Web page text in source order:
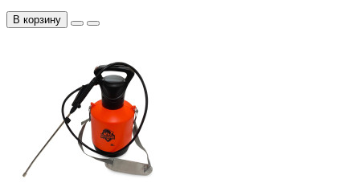
В корзину